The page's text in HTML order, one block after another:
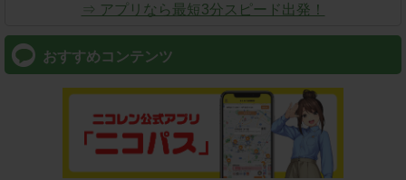
⇒ アプリなら最短3分スピード出発！
おすすめコンテンツ